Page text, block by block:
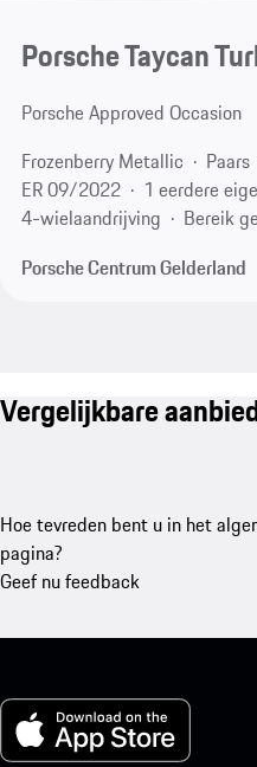
Porsche Taycan
Porsche Approved Occasion
Frozenberry Metallic
Paars
ER 09/2022
1 eerdere
4-wielaandrijving
Bereik
Porsche Centrum Gelderland
Vergelijkbare
Hoe tevreden bent u in het
pagina?
Geef nu feedback